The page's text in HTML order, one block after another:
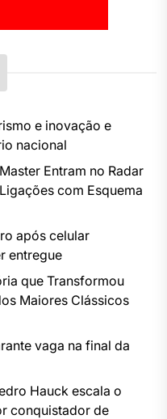
e inovação e
nacional
Entram no Radar
com Esquema
após celular
entregue
que Transformou
Maiores Clássicos
vaga na final da
Hauck escala o
conquistador de